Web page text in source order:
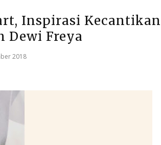
Inspirasi Kecantikan
Dewi Freya
2018